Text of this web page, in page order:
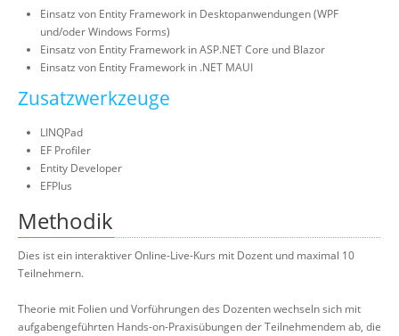
Einsatz von Entity Framework in Desktopanwendungen (WPF
und/oder Windows Forms)
Einsatz von Entity Framework in ASP.NET Core und Blazor
Einsatz von Entity Framework in .NET MAUI
Zusatzwerkzeuge
LINQPad
EF Profiler
Entity Developer
EFPlus
Methodik
Dies ist ein interaktiver Online-Live-Kurs mit Dozent und maximal 10
Teilnehmern.
Theorie mit Folien und Vorführungen des Dozenten wechseln sich mit
aufgabengeführten Hands-on-Praxisübungen der Teilnehmendem ab, die